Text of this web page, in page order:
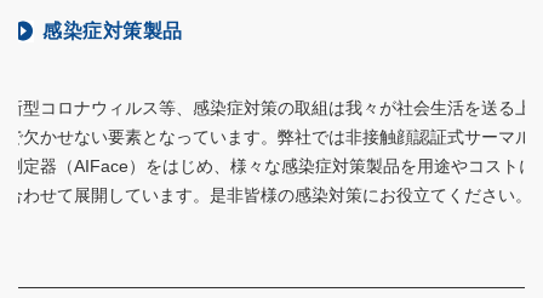
感染症対策製品
新型コロナウィルス等、感染症対策の取組は我々が社会生活を送る上
で欠かせない要素となっています。弊社では非接触顔認証式サーマル
測定器（AIFace）をはじめ、様々な感染症対策製品を用途やコストに
合わせて展開しています。是非皆様の感染対策にお役立てください。